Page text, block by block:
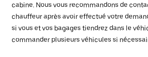
cabine. Nous vous recommandons de
chauffeur après avoir effectué votre
si vous et vos bagages tiendrez dans le
commander plusieurs véhicules si